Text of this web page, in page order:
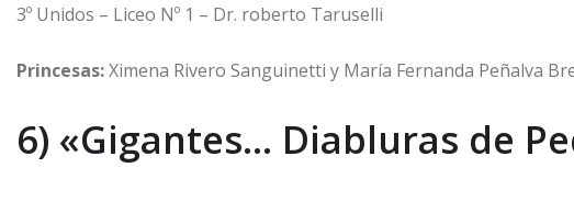
3º Unidos – Liceo Nº 1 – Dr. roberto Taruselli
Princesas:Ximena Rivero Sanguinetti y María Fernanda Peñalva
6) «Gigantes… Diabluras de